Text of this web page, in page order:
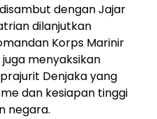
dengan Jajar
dilanjutkan
Korps Marinir
menyaksikan
Denjaka yang
dan kesiapan tinggi
negara.